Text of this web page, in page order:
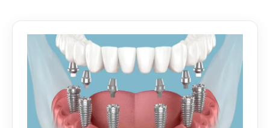
Unser Blog